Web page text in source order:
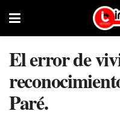
El error de
Paré.